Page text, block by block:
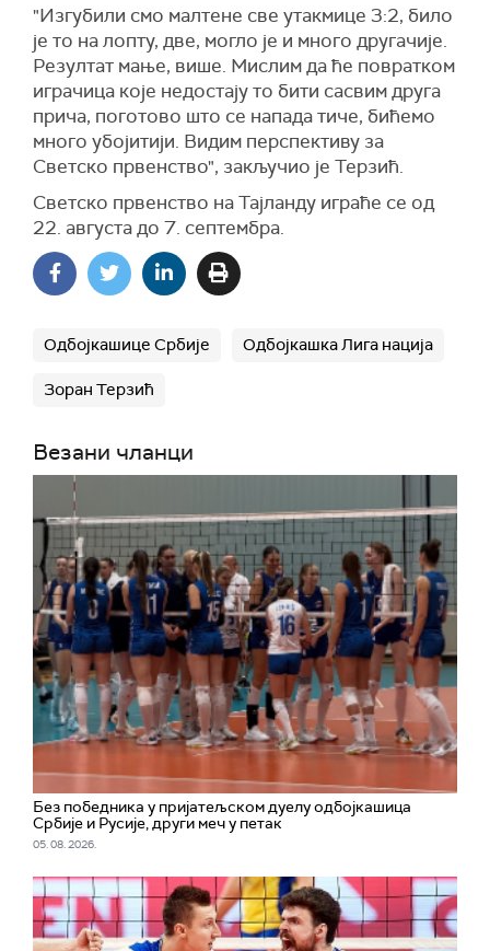
"Изгубили смо малтене све утакмице 3:2, било
је то на лопту, две, могло је и много другачије.
Резултат мање, више. Мислим да ће повратком
играчица које недостају то бити сасвим друга
прича, поготово што се напада тиче, бићемо
много убојитији. Видим перспективу за
Светско првенство", закључио је Терзић.
Светско првенство на Тајланду играће се од
22. августа до 7. септембра.
Одбојкашице Србије Одбојкашка Лига нација
Зоран Терзић
Везани чланци
Без победника у пријатељском дуелу одбојкашица
Србије и Русије, други меч у петак
05. 08. 2026.